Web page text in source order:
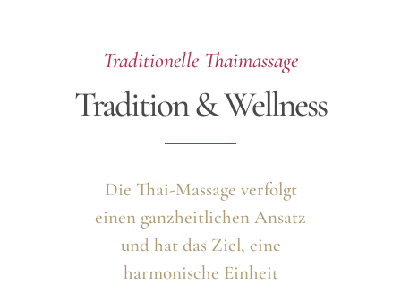
Traditionelle Thaimassage
Tradition & Wellness
Die Thai-Massage verfolgt
einen ganzheitlichen Ansatz
und hat das Ziel, eine
harmonische Einheit